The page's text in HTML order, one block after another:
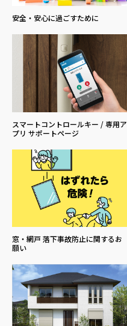
安全・安心に過ごすために
スマートコントロールキー / 専用ア
プリ サポートページ
窓・網戸 落下事故防止に関するお
願い